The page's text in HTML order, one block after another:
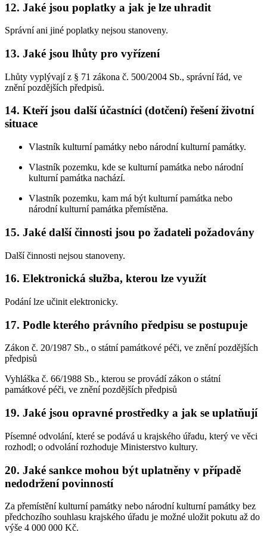
12. Jaké jsou poplatky a jak je lze uhradit
Správní ani jiné poplatky nejsou stanoveny.
13. Jaké jsou lhůty pro vyřízení
Lhůty vyplývají z § 71 zákona č. 500/2004 Sb., správní řád, ve
znění pozdějších předpisů.
14. Kteří jsou další účastníci (dotčení) řešení životní
situace
Vlastník kulturní památky nebo národní kulturní památky.
Vlastník pozemku, kde se kulturní památka nebo národní
kulturní památka nachází.
Vlastník pozemku, kam má být kulturní památka nebo
národní kulturní památka přemístěna.
15. Jaké další činnosti jsou po žadateli požadovány
Další činnosti nejsou stanoveny.
16. Elektronická služba, kterou lze využít
Podání lze učinit elektronicky.
17. Podle kterého právního předpisu se postupuje
Zákon č. 20/1987 Sb., o státní památkové péči, ve znění pozdějších
předpisů
Vyhláška č. 66/1988 Sb., kterou se provádí zákon o státní
památkové péči, ve znění pozdějších předpisů
19. Jaké jsou opravné prostředky a jak se uplatňují
Písemné odvolání, které se podává u krajského úřadu, který ve věci
rozhodl; o odvolání rozhoduje Ministerstvo kultury.
20. Jaké sankce mohou být uplatněny v případě
nedodržení povinností
Za přemístění kulturní památky nebo národní kulturní památky bez
předchozího souhlasu krajského úřadu je možné uložit pokutu až do
výše 4 000 000 Kč.